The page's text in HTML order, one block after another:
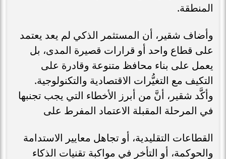
المنطقة.
وأضاف شقير، أن المستثمر الذكي لم يعد يعتمد
على قطاع واحد أو قرارات قصيرة المدى، بل
يعمل على بناء محافظ متنوعة وقادرة على
التكيف مع التغيُّرات الاقتصادية والتكنولوجية.
وأكَّد شقير، أنَّ من أبرز الأخطاء التي يجب تجنبها
في المرحلة المقبلة الاعتماد المفرط على
القطاعات التقليدية، أو تجاهل معايير الاستدامة
والحوكمة، أو التأخر في مواكبة تقنيات الذكاء